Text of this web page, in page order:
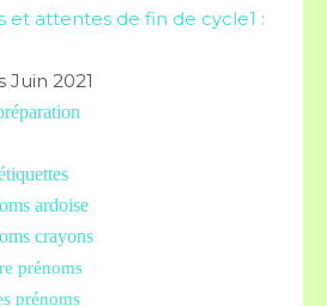
et attentes de fin de cycle1 :
Juin 2021
ardoise
crayons
prénoms
prénoms